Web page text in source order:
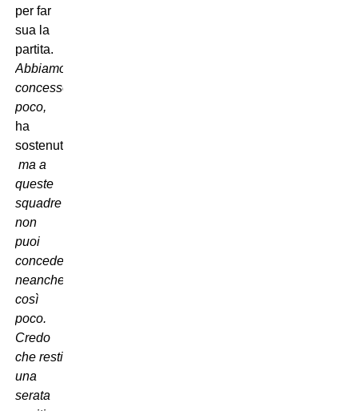
per far
sua la
partita.
Abbiamo
concesso
poco,
ha
sostenuto
ma a
queste
squadre
non
puoi
concedere
neanche
così
poco.
Credo
che resti
una
serata